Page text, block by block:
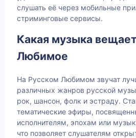
слушать её через мобильные
стриминговые сервисы.
Какая музыка
Любимое
На Русском Любимом звучат
различных жанров русской
рок, шансон, фолк и эстраду.
тематические эфиры,
исполнителям, эпохам или
что позволяет слушателям